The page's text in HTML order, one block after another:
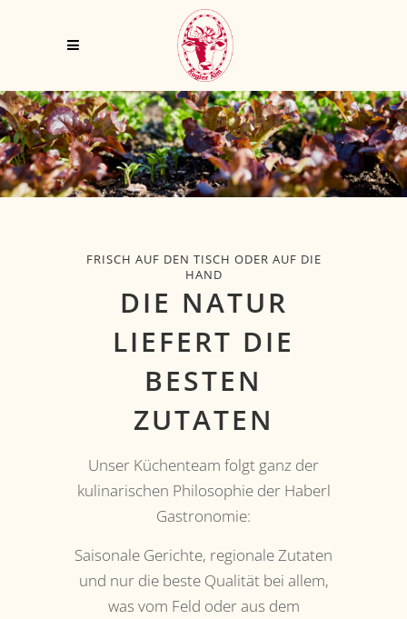
FRISCH AUF DEN TISCH ODER AUF DIE
HAND
DIE NATUR
LIEFERT DIE
BESTEN
ZUTATEN
Unser Küchenteam folgt ganz der
kulinarischen Philosophie der Haberl
Gastronomie:
Saisonale Gerichte, regionale Zutaten
und nur die beste Qualität bei allem,
was vom Feld oder aus dem